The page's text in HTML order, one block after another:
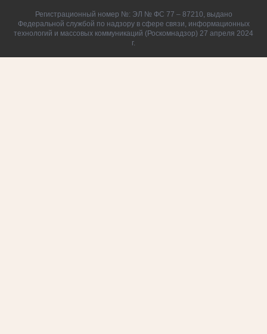
Регистрационный номер №: ЭЛ № ФС 77 – 87210, выдано
Федеральной службой по надзору в сфере связи, информационных
технологий и массовых коммуникаций (Роскомнадзор) 27 апреля 2024
г.